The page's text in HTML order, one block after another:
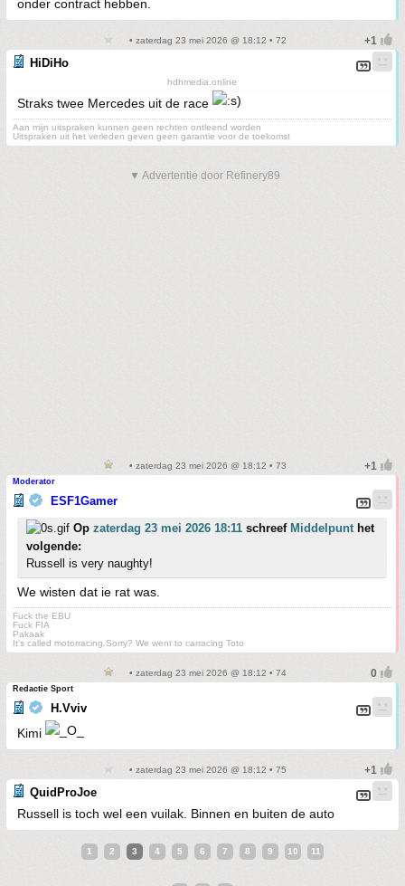
onder contract hebben.
• zaterdag 23 mei 2026 @ 18:12 • 72
HiDiHo
hdhmedia.online
Straks twee Mercedes uit de race
Aan mijn uitspraken kunnen geen rechten ontleend worden
Uitspraken uit het verleden geven geen garantie voor de toekomst
▼ Advertentie door Refinery89
• zaterdag 23 mei 2026 @ 18:12 • 73
Moderator
ESF1Gamer
Op zaterdag 23 mei 2026 18:11 schreef Middelpunthet
volgende:
Russell is very naughty!
We wisten dat ie rat was.
Fuck the EBU
Fuck FIA
Pakaak
It's called motorracing.Sorry? We went to carracing Toto
• zaterdag 23 mei 2026 @ 18:12 • 74
Redactie Sport
H.Vviv
Kimi
• zaterdag 23 mei 2026 @ 18:12 • 75
QuidProJoe
Russell is toch wel een vuilak. Binnen en buiten de auto
1 2 3 4 5 6 7 8 9 10 11